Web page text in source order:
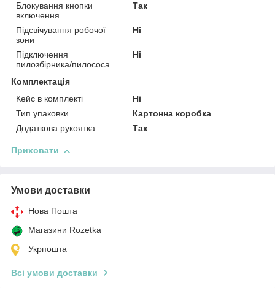
Блокування кнопки
включення
Так
Підсвічування робочої
зони
Ні
Підключення
пилозбірника/пилососа
Ні
Комплектація
Кейс в комплекті
Ні
Тип упаковки
Картонна коробка
Додаткова рукоятка
Так
Приховати
Умови доставки
Нова Пошта
Магазини Rozetka
Укрпошта
Всі умови доставки